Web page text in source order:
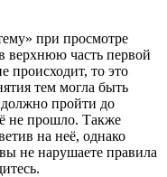
при просмотре
верхнюю часть первой
происходит, то это
тем могла быть
пройти до
не прошло. Также
на неё, однако
не нарушаете правила